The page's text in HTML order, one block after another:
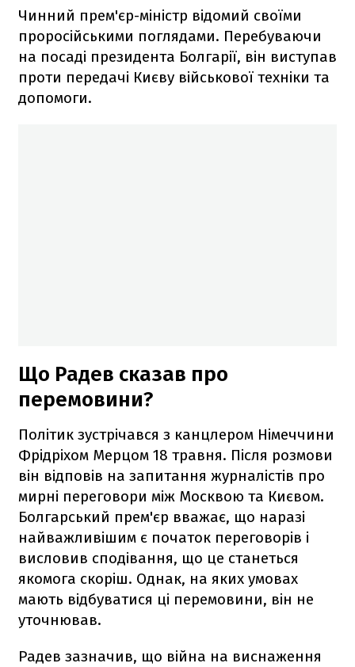
Чинний прем'єр-міністр відомий своїми
проросійськими поглядами. Перебуваючи
на посаді президента Болгарії, він виступав
проти передачі Києву військової техніки та
допомоги.
Що Радев сказав про
перемовини?
Політик зустрічався з канцлером Німеччини
Фрідріхом Мерцом 18 травня. Після розмови
він відповів на запитання журналістів про
мирні переговори між Москвою та Києвом.
Болгарський прем'єр вважає, що наразі
найважливішим є початок переговорів і
висловив сподівання, що це станеться
якомога скоріш. Однак, на яких умовах
мають відбуватися ці перемовини, він не
уточнював.
Радев зазначив, що війна на виснаження